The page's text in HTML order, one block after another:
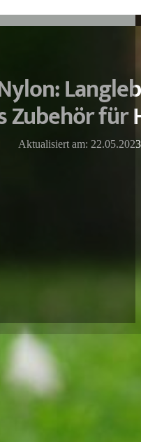
Zubehör für
Aktualisiert am: 22.05.2023
weiß aus Erfahrung, wie
und einfach zu reinigen
eine gute Wahl für aktive
das Halsband schnell
dass Sie sicherlich ein